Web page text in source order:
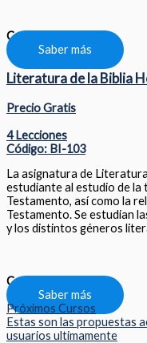
Compartir
Saber más
Literatura de la Biblia
Precio Gratis
4 Lecciones
Código: BI-103
La asignatura de
estudiante al estudio de la
Testamento, así como la
Testamento. Se estudian
y los distintos géneros
Compartir
Saber más
Próximos Cursos
Estas son las propuestas
usuarios ultimamente